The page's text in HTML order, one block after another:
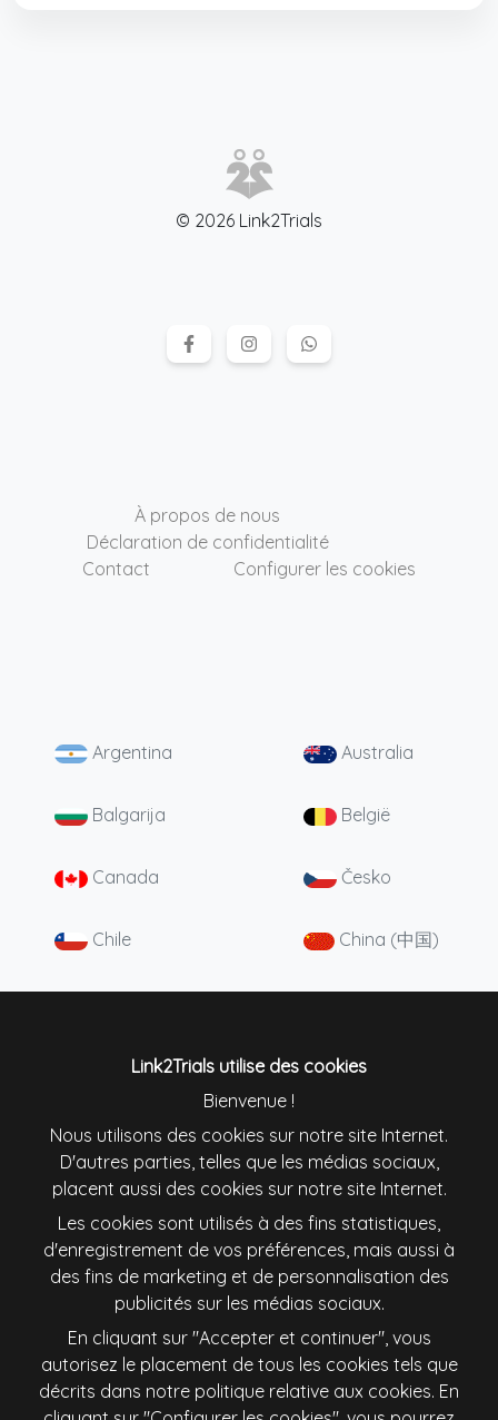
© 2026 Link2Trials
À propos de nous
Déclaration de confidentialité
Contact
Configurer les cookies
Argentina Australia
Balgarija België
Canada Česko
Chile China (中国)
Deutschland England
España France
Ireland Italiana
Lietuva Magyarország
Nederland New Zealand
Österreich Polska
Link2Trials utilise des cookies
Bienvenue !
Nous utilisons des cookies sur notre site Internet.
D'autres parties, telles que les médias sociaux,
placent aussi des cookies sur notre site Internet.
Les cookies sont utilisés à des fins statistiques,
d'enregistrement de vos préférences, mais aussi à
des fins de marketing et de personnalisation des
publicités sur les médias sociaux.
En cliquant sur "Accepter et continuer", vous
autorisez le placement de tous les cookies tels que
décrits dans notre politique relative aux cookies. En